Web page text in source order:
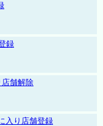
録
店舗解除
入り店舗登録